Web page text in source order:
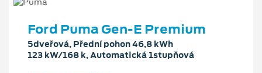
Ford Puma Gen-E Premium
5dveřová, Přední pohon 46,8 kWh
123 kW/168 k, Automatická 1stupňová